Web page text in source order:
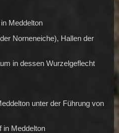
Meddelton
Norneneiche), Hallen der
in dessen Wurzelgeflecht
unter der Führung von
in Meddelton